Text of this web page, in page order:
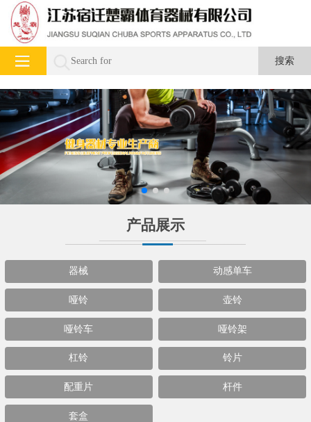
产品展示
器械 动感单车
哑铃 壶铃
哑铃车 哑铃架
杠铃 铃片
配重片 杆件
套盒